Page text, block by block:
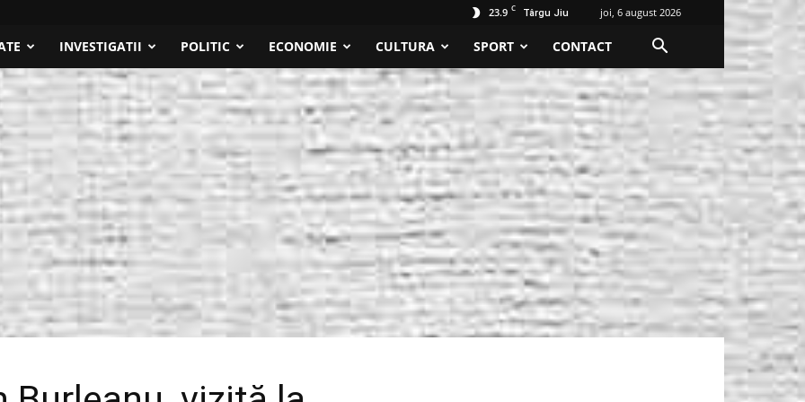
23.9 C Târgu Jiu joi, 6 august 2026
INVESTIGATII POLITIC ECONOMIE CULTURA SPORT CONTACT